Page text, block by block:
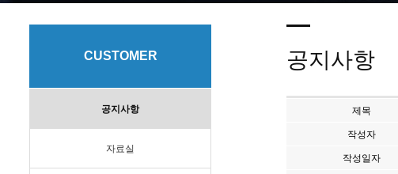
CUSTOMER
공지사항
자료실
공지사항
제목
작성자
작성일자